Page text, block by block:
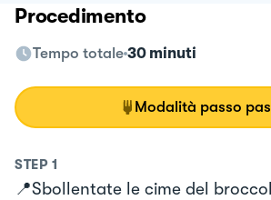
Procedimento
Tempo totale 30 minuti
Modalità passo
STEP 1
📍Sbollentate le cime del